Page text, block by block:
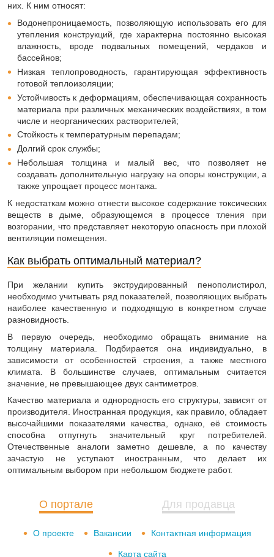
них. К ним относят:
Водонепроницаемость, позволяющую использовать его для
утепления конструкций, где характерна постоянно высокая
влажность, вроде подвальных помещений, чердаков и
бассейнов;
Низкая теплопроводность, гарантирующая эффективность
готовой теплоизоляции;
Устойчивость к деформациям, обеспечивающая сохранность
материала при различных механических воздействиях, в том
числе и неорганических растворителей;
Стойкость к температурным перепадам;
Долгий срок службы;
Небольшая толщина и малый вес, что позволяет не
создавать дополнительную нагрузку на опоры конструкции, а
также упрощает процесс монтажа.
К недостаткам можно отнести высокое содержание токсических
веществ в дыме, образующемся в процессе тления при
возгорании, что представляет некоторую опасность при плохой
вентиляции помещения.
Как выбрать оптимальный материал?
При желании купить экструдированный пенополистирол,
необходимо учитывать ряд показателей, позволяющих выбрать
наиболее качественную и подходящую в конкретном случае
разновидность.
В первую очередь, необходимо обращать внимание на
толщину материала. Подбирается она индивидуально, в
зависимости от особенностей строения, а также местного
климата. В большинстве случаев, оптимальным считается
значение, не превышающее двух сантиметров.
Качество материала и однородность его структуры, зависят от
производителя. Иностранная продукция, как правило, обладает
высочайшими показателями качества, однако, её стоимость
способна отпугнуть значительный круг потребителей.
Отечественные аналоги заметно дешевле, а по качеству
зачастую не уступают иностранным, что делает их
оптимальным выбором при небольшом бюджете работ.
О портале Для продавца
О проекте Вакансии Контактная информация
Карта сайта